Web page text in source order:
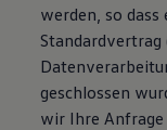
werden, so
Standardvertrag
geschlossen
wir Ihre